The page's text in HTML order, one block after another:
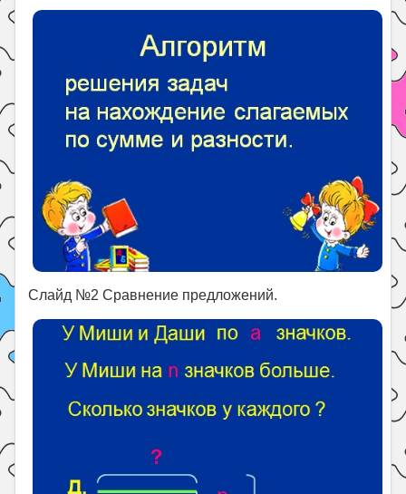
Слайд №2 Сравнение предложений.